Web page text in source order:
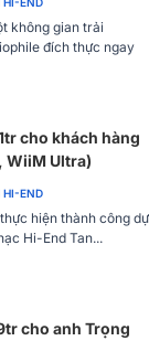
Nhất Hiện Nay
DP750
vỏ thiết bị được
cấp cho sản phẩm
gian gia đình. Ở
bị tăng thêm tính
không gian trải
đích thực ngay
cho khách hàng
WiiM Ultra)
HI-END
hiện thành công dự
Hi-End Tan...
cho anh Trọng